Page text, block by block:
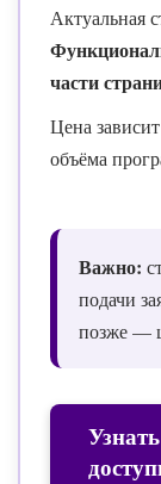
Актуальная
части
Цена
объёма
Важно:
подачи
позже —